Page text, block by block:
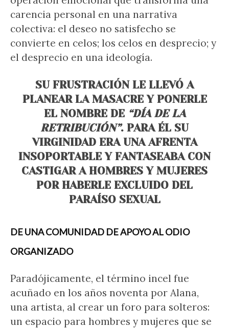
carencia personal en una narrativa
colectiva: el deseo no satisfecho se
convierte en celos; los celos en desprecio; y
el desprecio en una ideología.
SU FRUSTRACIÓN LE LLEVÓ A
PLANEAR LA MASACRE Y PONERLE
EL NOMBRE DE “DÍA DE LA
RETRIBUCIÓN”. PARA ÉL SU
VIRGINIDAD ERA UNA AFRENTA
INSOPORTABLE Y FANTASEABA CON
CASTIGAR A HOMBRES Y MUJERES
POR HABERLE EXCLUIDO DEL
PARAÍSO SEXUAL
DE UNA COMUNIDAD DE APOYO AL ODIO
ORGANIZADO
Paradójicamente, el término incel fue
acuñado en los años noventa por Alana,
una artista, al crear un foro para solteros:
un espacio para hombres y mujeres que se